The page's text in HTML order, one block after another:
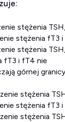
stężenia fT3
fT3 i fT4 nie
górnej
stężenia fT3